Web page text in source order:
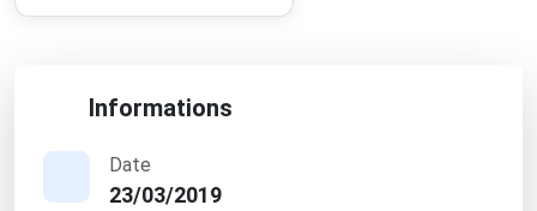
Informations
Date
23/03/2019